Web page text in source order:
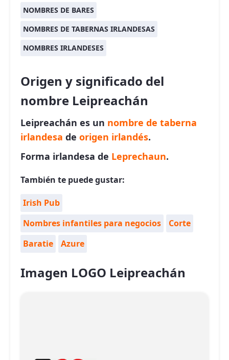
NOMBRES DE BARES
NOMBRES DE TABERNAS IRLANDESAS
NOMBRES IRLANDESES
Origen y significado del
nombre Leipreachán
Leipreachán es un nombre de taberna
irlandesa de origen irlandés.
Forma irlandesa de Leprechaun.
También te puede gustar:
Irish Pub
Nombres infantiles para negocios
Corte
Baratie
Azure
Imagen LOGO Leipreachán